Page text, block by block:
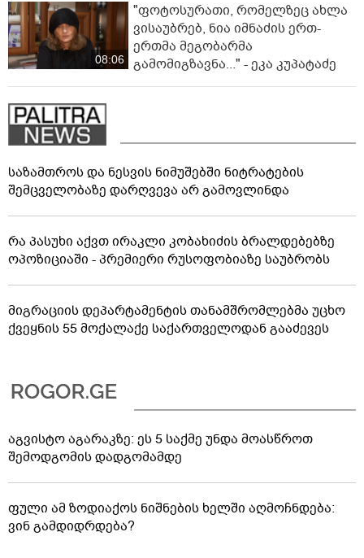
08:06
"ფოტოსურათი, რომელზეც ახლა
ვისაუბრებ, ნია იმნაძის ერთ-
ერთმა მეგობარმა
გამომიგზავნა..." - ეკა კუპატაძე
საზამთროს და ნესვის ნიმუშებში ნიტრატების
შემცველობაზე დარღვევა არ გამოვლინდა
რა პასუხი აქვთ ირაკლი კობახიძის ბრალდებებზე
ოპოზიციაში - პრემიერი რუსოფობიაზე საუბრობს
მიგრაციის დეპარტამენტის თანამშრომლებმა უცხო
ქვეყნის 55 მოქალაქე საქართველოდან გააძევეს
აგვისტო აგარაკზე: ეს 5 საქმე უნდა მოასწროთ
შემოდგომის დადგომამდე
ფული ამ ზოდიაქოს ნიშნების ხელში აღმოჩნდება:
ვინ გამდიდრდება?